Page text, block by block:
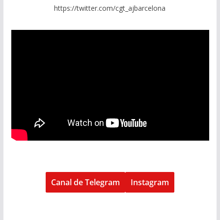
https://twitter.com/cgt_ajbarcelona
Canal de Telegram Instagram